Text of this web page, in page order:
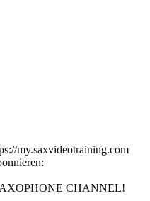
my.saxvideotraining.com
CHANNEL!